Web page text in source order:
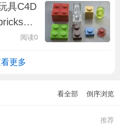
具C4D
阅读0
更多
看全部 倒序浏览
推荐